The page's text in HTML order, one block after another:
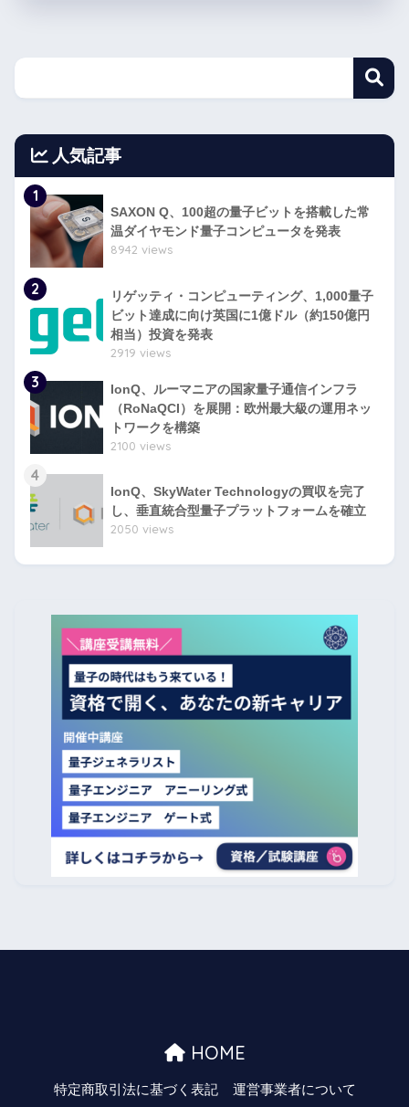
人気記事
1
SAXON Q、100超の量子ビットを搭載した常
温ダイヤモンド量子コンピュータを発表
8942 views
2
リゲッティ・コンピューティング、1,000量子
ビット達成に向け英国に1億ドル（約150億円
相当）投資を発表
2919 views
3
IonQ、ルーマニアの国家量子通信インフラ
（RoNaQCI）を展開：欧州最大級の運用ネッ
トワークを構築
2100 views
4
IonQ、SkyWater Technologyの買収を完了
し、垂直統合型量子プラットフォームを確立
2050 views
HOME
特定商取引法に基づく表記
運営事業者について